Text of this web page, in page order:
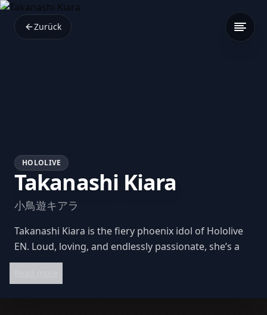
Zurück
HOLOLIVE
Takanashi Kiara
小鳥遊キアラ
Takanashi Kiara is the fiery phoenix idol of Hololive
EN. Loud, loving, and endlessly passionate, she’s a
radiant force of energy who lights up every stream